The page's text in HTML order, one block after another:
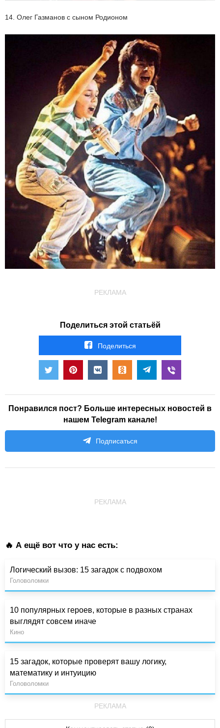
14. Олег Газманов с сыном Родионом
РЕКЛАМА
Поделиться этой статьёй
Поделиться
Понравился пост? Больше интересных новостей в
нашем Telegram канале!
Подписаться
РЕКЛАМА
🔥 А ещё вот что у нас есть:
Логический вызов: 15 загадок с подвохом
Головоломки
10 популярных героев, которые в разных странах
выглядят совсем иначе
Кино
15 загадок, которые проверят вашу логику,
математику и интуицию
Головоломки
РЕКЛАМА